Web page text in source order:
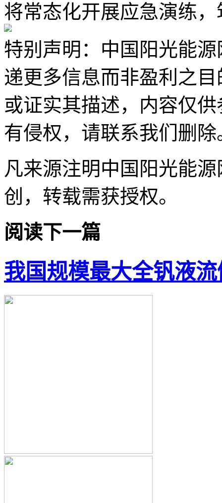
将常态化开展应急演练
特别声明：中国阳光能
递更多信息而非盈利之
或证实其描述，内容仅
有侵权，请联系我们删除
凡来源注明中国阳光能
创，转载需获授权。
阅读下一篇
我国规模最大全钒液